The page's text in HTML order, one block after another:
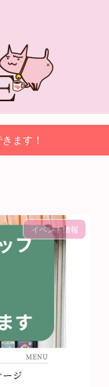
ます！
イベント情報